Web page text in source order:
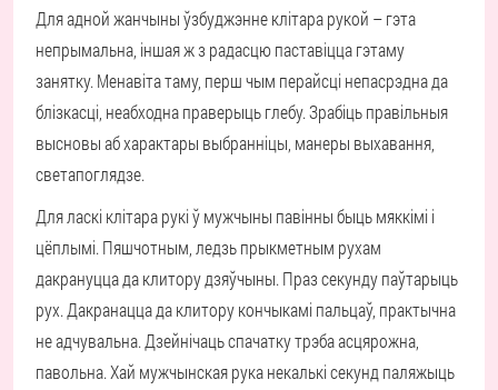
Для адной жанчыны ўзбуджэнне клітара рукой – гэта
непрымальна, іншая ж з радасцю паставіцца гэтаму
занятку. Менавіта таму, перш чым перайсці непасрэдна да
блізкасці, неабходна праверыць глебу. Зрабіць правільныя
высновы аб характары выбранніцы, манеры выхавання,
светапоглядзе.
Для ласкі клітара рукі ў мужчыны павінны быць мяккімі і
цёплымі. Пяшчотным, ледзь прыкметным рухам
дакрануцца да клитору дзяўчыны. Праз секунду паўтарыць
рух. Дакранацца да клитору кончыкамі пальцаў, практычна
не адчувальна. Дзейнічаць спачатку трэба асцярожна,
павольна. Хай мужчынская рука некалькі секунд паляжыць